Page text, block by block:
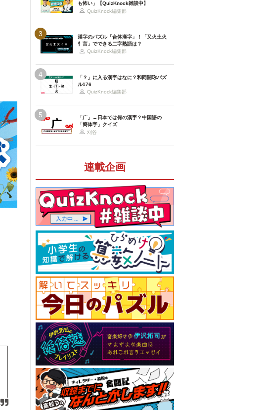
も怖い」【QuizKnock雑談中】
QuizKnock編集部
3
漢字のパズル「合体漢字」！「又火土火
忄言」でできる二字熟語は？
QuizKnock編集部
4
「？」に入る漢字はなに？和同開珎パズ
ル176
QuizKnock編集部
5
「广」←日本では何の漢字？中国語の
「簡体字」クイズ
刈谷
連載企画